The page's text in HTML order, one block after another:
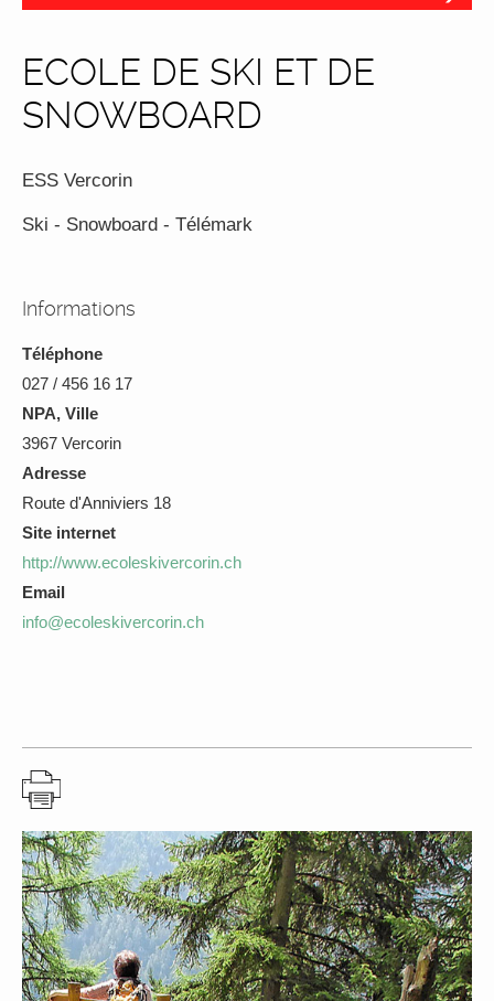
ECOLE DE SKI ET DE
SNOWBOARD
ESS Vercorin
Ski - Snowboard - Télémark
Informations
Téléphone
027 / 456 16 17
NPA, Ville
3967 Vercorin
Adresse
Route d'Anniviers 18
Site internet
http://www.ecoleskivercorin.ch
Email
info@ecoleskivercorin.ch